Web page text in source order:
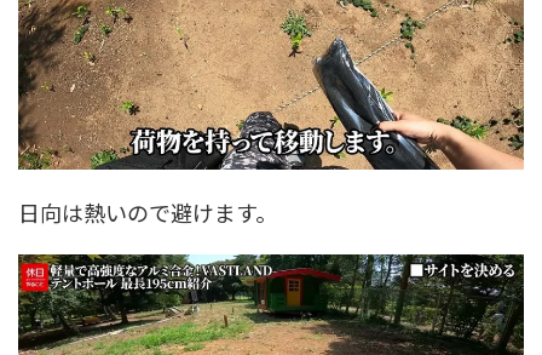
日向は熱いので避けます。